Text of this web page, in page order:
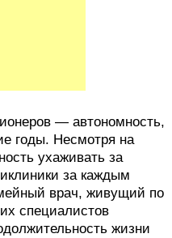
— автономность,
годы. Несмотря на
ухаживать за
за каждым
врач, живущий по
специалистов
жизни